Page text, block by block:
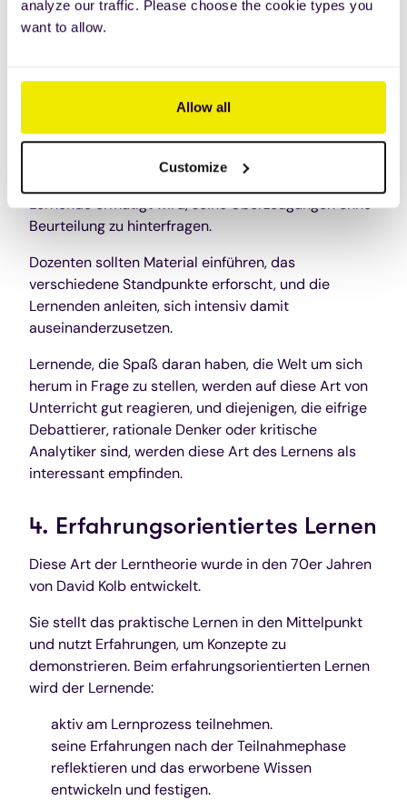
analyze our traffic. Please choose the cookie types you
want to allow.
Allow all
Customize
Kontext zu sein.
Umgebung schaffen, eine Umgebung, die den
Lernenden durch authentische Interaktionen,
aufrichtigen und einfühlsamen Unterricht und einen
Lernende ermutigt wird, seine Überzeugungen ohne
Beurteilung zu hinterfragen.
Dozenten sollten Material einführen, das
verschiedene Standpunkte erforscht, und die
Lernenden anleiten, sich intensiv damit
auseinanderzusetzen.
Lernende, die Spaß daran haben, die Welt um sich
herum in Frage zu stellen, werden auf diese Art von
Unterricht gut reagieren, und diejenigen, die eifrige
Debattierer, rationale Denker oder kritische
Analytiker sind, werden diese Art des Lernens als
interessant empfinden.
4. Erfahrungsorientiertes Lernen
Diese Art der Lerntheorie wurde in den 70er Jahren
von David Kolb entwickelt.
Sie stellt das praktische Lernen in den Mittelpunkt
und nutzt Erfahrungen, um Konzepte zu
demonstrieren. Beim erfahrungsorientierten Lernen
wird der Lernende:
aktiv am Lernprozess teilnehmen.
seine Erfahrungen nach der Teilnahmephase
reflektieren und das erworbene Wissen
entwickeln und festigen.